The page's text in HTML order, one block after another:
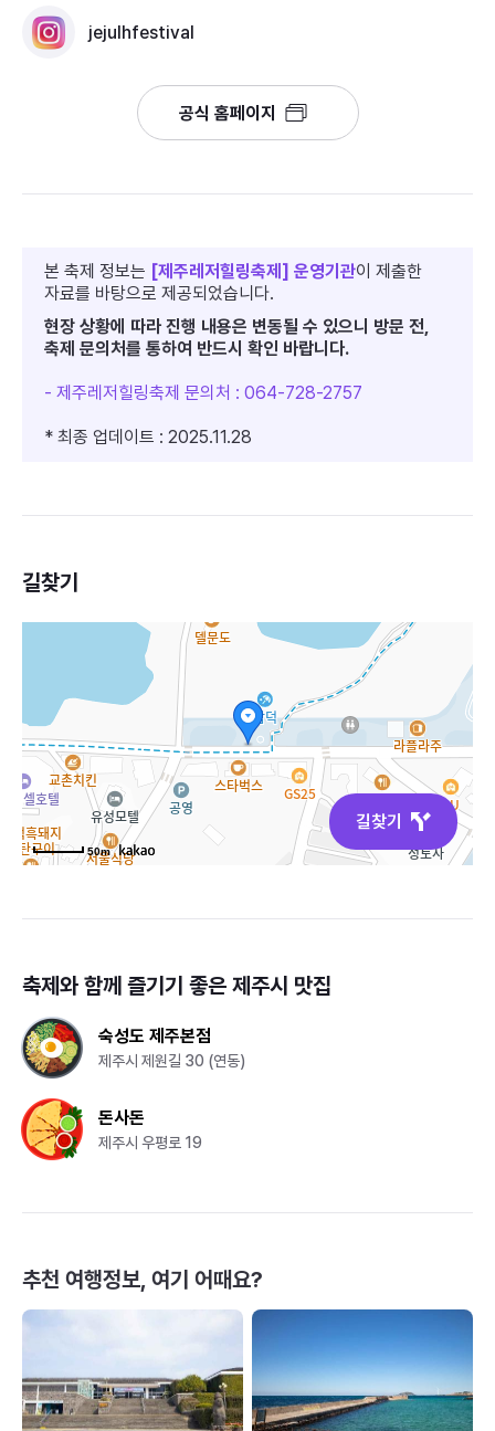
jejulhfestival
공식 홈페이지
본 축제 정보는 [제주레저힐링축제] 운영기관이 제출한
자료를 바탕으로 제공되었습니다.
현장 상황에 따라 진행 내용은 변동될 수 있으니 방문 전,
축제 문의처를 통하여 반드시 확인 바랍니다.
- 제주레저힐링축제 문의처 : 064-728-2757
* 최종 업데이트 : 2025.11.28
길찾기
길찾기
50m
축제와 함께 즐기기 좋은 제주시 맛집
숙성도 제주본점
제주시 제원길 30 (연동)
돈사돈
제주시 우평로 19
추천 여행정보, 여기 어때요?